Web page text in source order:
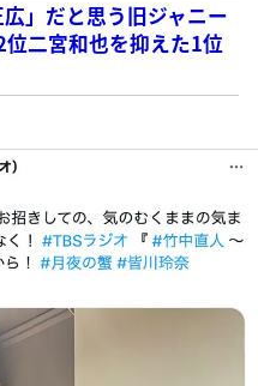
」だと思う旧ジャニー
二宮和也を抑えた1位